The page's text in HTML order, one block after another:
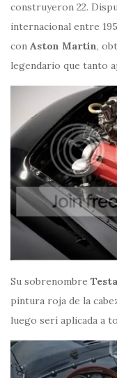
construyeron 22.
internacional entre
con Aston Martin,
legendario que tanto
Su sobrenombre
pintura roja de la
luego serí aplicada a